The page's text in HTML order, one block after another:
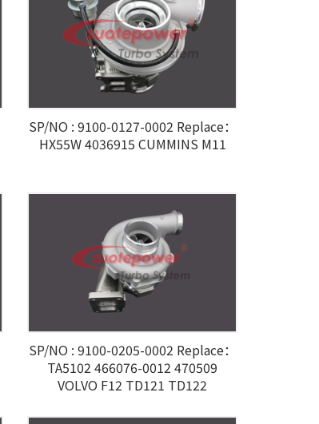
SP/NO : 9100-0127-0002 Replace：
HX55W 4036915 CUMMINS M11
SP/NO : 9100-0205-0002 Replace：
TA5102 466076-0012 470509
VOLVO F12 TD121 TD122